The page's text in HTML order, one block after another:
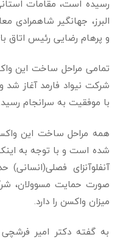
رسیده است، مقامات استانی
البرز، جهانگیر شاهمرادی
و پرهام رضایی رئیس اتاق
با موفقیت به سرانجام رسید.
همه مراحل ساخت این
شده است و با توجه به
صورت حمایت مسوولان،
میزان واکسن را دارد.
به گفته دکتر امیر فرشچی